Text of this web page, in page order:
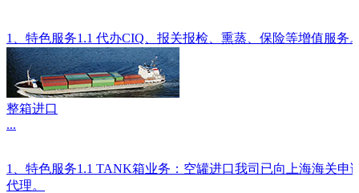
1、特色服务1.1 代办CIQ、报关报检、熏蒸、保险等增值服
整箱进口
...
1、特色服务1.1 TANK箱业务：空罐进口我司已向上海海关
代理。